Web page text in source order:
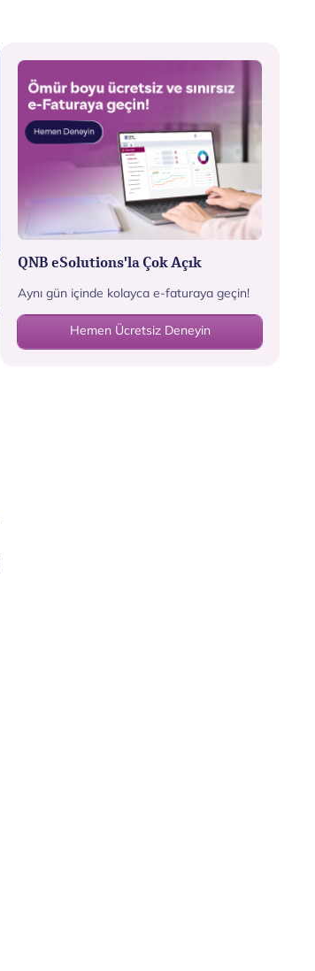
QNB eSolutions'la Çok Açık
Aynı gün içinde kolayca e-faturaya geçin!
Hemen Ücretsiz Deneyin